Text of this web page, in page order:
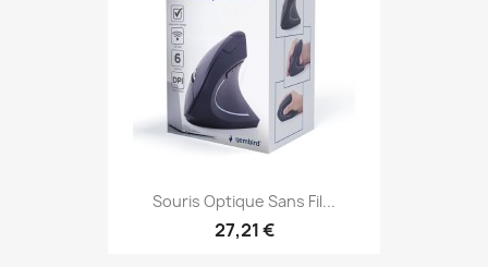
Souris Optique Sans Fil...
27,21 €